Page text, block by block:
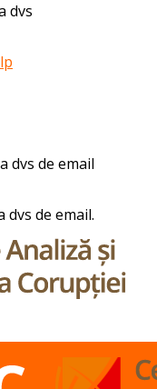
dvs
dvs de email
dvs de email.